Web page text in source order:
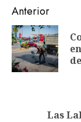
de
entradas
Anterior
Las